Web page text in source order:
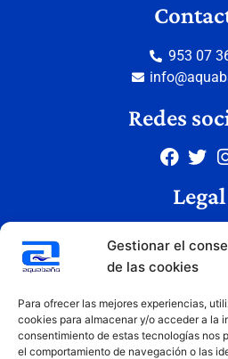
Gestionar el
de las cookies
Para ofrecer las mejores experiencias,
cookies para almacenar y/o acceder a la
consentimiento de estas tecnologías nos
el comportamiento de navegación o las
953 07
Redes
Legal
Política de
Condiciones